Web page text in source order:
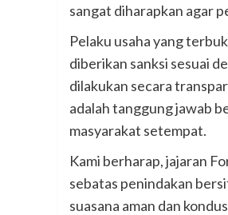
sangat diharapkan agar
Pelaku usaha yang
diberikan sanksi sesuai
dilakukan secara
adalah tanggung jawab
masyarakat setempat.
Kami berharap, jajaran
sebatas penindakan
suasana aman dan